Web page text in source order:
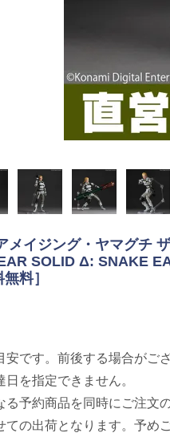
メイジング・ヤマグチ
SOLID Δ: SNAKE
料］
です。前後する場合がござ
を指定できません。
予約商品を同時にご注文
ての出荷となります。予め